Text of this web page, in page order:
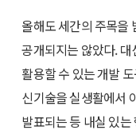
올해도 세간의 주목을
공개되지는 않았다.
활용할 수 있는 개발
신기술을 실생활에서
발표되는 등 내실 있